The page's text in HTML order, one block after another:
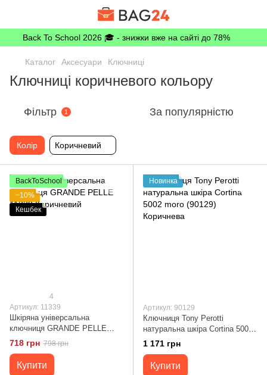
Back To School 2026 🎓 - знижки вже на сайті до 78%
Каталог Аксесуари Ключниці
Ключниці коричневого кольору
Фільтр 1 За популярністю
Колір Коричневий
BackToSchool
−10%
Кешбек
4
Артикул: 11339
Шкіряна універсальна
ключниця GRANDE PELLE
11339 Коричневий
718 грн 798 грн
Купити
Новинка
Артикул: 90129
Ключниця Tony Perotti
натуральна шкіра Cortina 5002
moro (90129) Коричнева
1 171 грн
Купити